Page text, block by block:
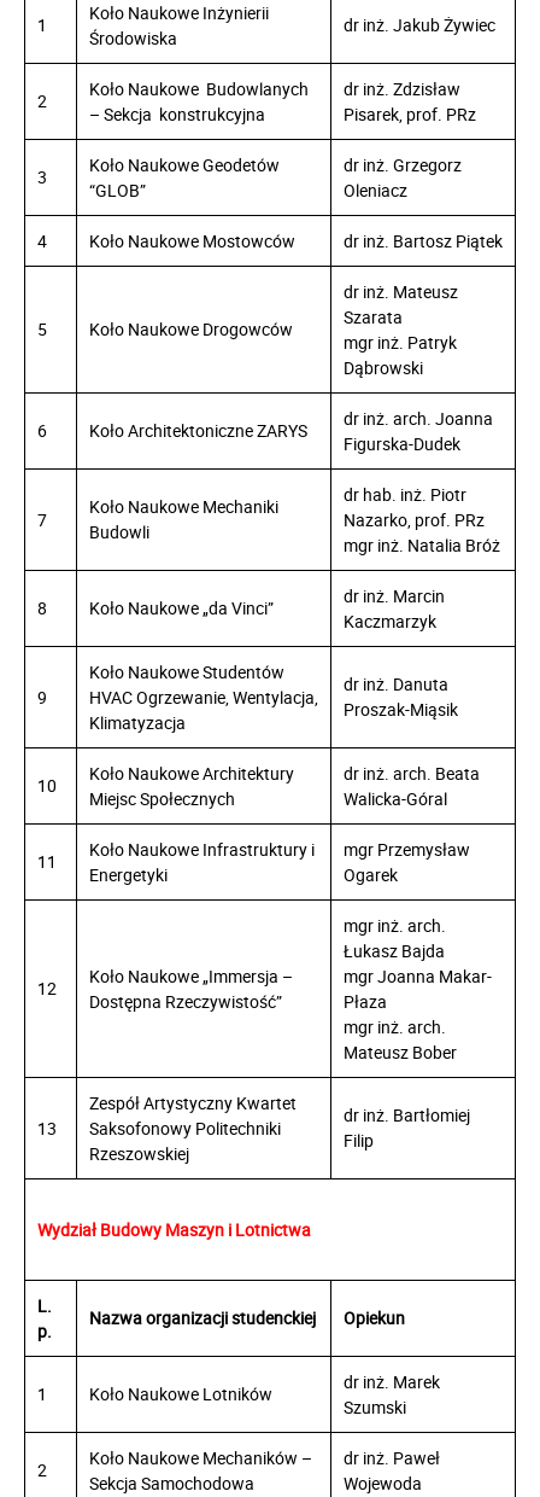
1
Koło Naukowe Inżynierii
Środowiska
dr inż. Jakub Żywiec
2
Koło Naukowe Budowlanych
– Sekcja konstrukcyjna
dr inż. Zdzisław
Pisarek, prof. PRz
3
Koło Naukowe Geodetów
“GLOB”
dr inż. Grzegorz
Oleniacz
4 Koło Naukowe Mostowców dr inż. Bartosz Piątek
5 Koło Naukowe Drogowców
dr inż. Mateusz
Szarata
mgr inż. Patryk
Dąbrowski
6 Koło Architektoniczne ZARYS
dr inż. arch. Joanna
Figurska-Dudek
7
Koło Naukowe Mechaniki
Budowli
dr hab. inż. Piotr
Nazarko, prof. PRz
mgr inż. Natalia Bróż
8 Koło Naukowe „da Vinci”
dr inż. Marcin
Kaczmarzyk
9
Koło Naukowe Studentów
HVAC Ogrzewanie, Wentylacja,
Klimatyzacja
dr inż. Danuta
Proszak-Miąsik
10
Koło Naukowe Architektury
Miejsc Społecznych
dr inż. arch. Beata
Walicka-Góral
11
Koło Naukowe Infrastruktury i
Energetyki
mgr Przemysław
Ogarek
12
Koło Naukowe „Immersja –
Dostępna Rzeczywistość”
mgr inż. arch.
Łukasz Bajda
mgr Joanna Makar-
Płaza
mgr inż. arch.
Mateusz Bober
13
Zespół Artystyczny Kwartet
Saksofonowy Politechniki
Rzeszowskiej
dr inż. Bartłomiej
Filip
Wydział Budowy Maszyn i Lotnictwa
L.
p.
Nazwa organizacji studenckiej Opiekun
1 Koło Naukowe Lotników
dr inż. Marek
Szumski
2
Koło Naukowe Mechaników –
Sekcja Samochodowa
dr inż. Paweł
Wojewoda